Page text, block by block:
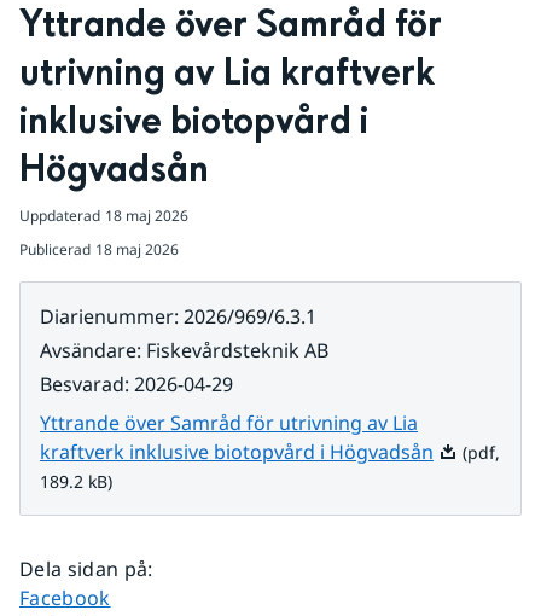
Yttrande över Samråd för
utrivning av Lia kraftverk
inklusive biotopvård i
Högvadsån
Uppdaterad 18 maj 2026
Publicerad 18 maj 2026
Diarienummer: 2026/969/6.3.1
Avsändare: Fiskevårdsteknik AB
Besvarad: 2026-04-29
Yttrande över Samråd för utrivning av Lia
kraftverk inklusive biotopvård i Högvadsån Pdf, 189.2
(pdf,
189.2 kB)
Dela sidan på:
Dela sidan på
Facebook